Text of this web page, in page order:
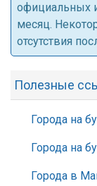
официальных
месяц.
отсутствия
Полезные
Города на
Города на
Города в